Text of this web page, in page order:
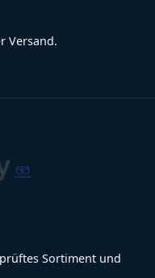
Versand.
Sortiment und